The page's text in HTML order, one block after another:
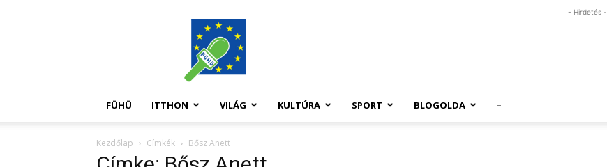
FüHü
- Hirdetés -
FÜHÜ ITTHON VILÁG KULTÚRA SPORT BLOGOLDA –
Kezdőlap Címkék Bősz Anett